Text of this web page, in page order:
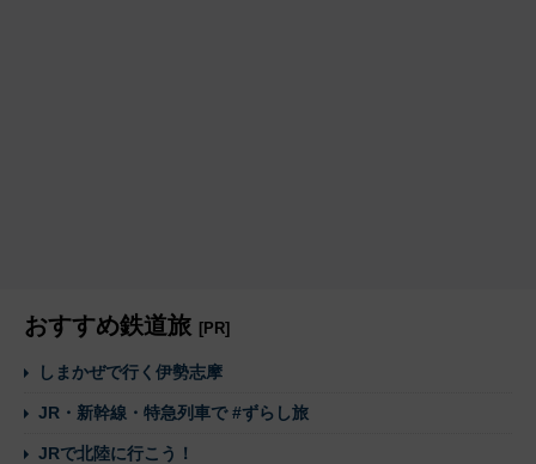
おすすめ鉄道旅 [PR]
しまかぜで行く伊勢志摩
JR・新幹線・特急列車で #ずらし旅
JRで北陸に行こう！